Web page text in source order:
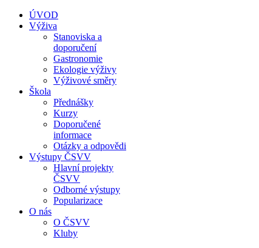
ÚVOD
Výživa
Stanoviska a
doporučení
Gastronomie
Ekologie výživy
Výživové směry
Škola
Přednášky
Kurzy
Doporučené
informace
Otázky a odpovědi
Výstupy ČSVV
Hlavní projekty
ČSVV
Odborné výstupy
Popularizace
O nás
O ČSVV
Kluby